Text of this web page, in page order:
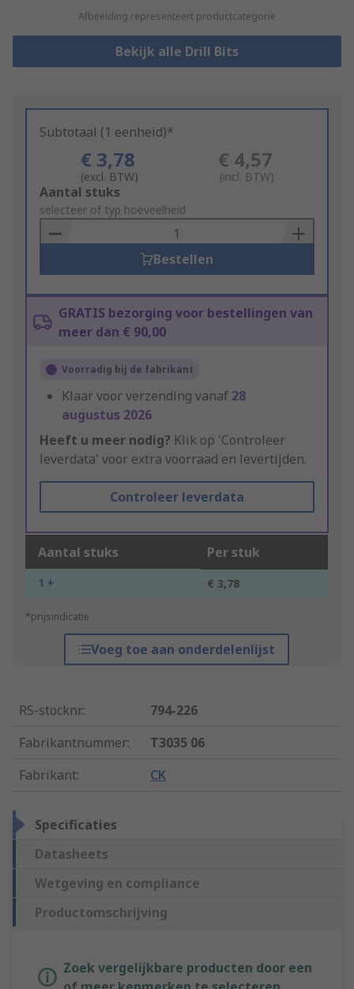
Afbeelding representeert productcategorie
Bekijk alle Drill Bits
Subtotaal (1 eenheid)*
€ 3,78
(excl. BTW)
€ 4,57
(incl. BTW)
Add
to
Basket
Aantal stuks
selecteer of typ hoeveelheid
Bestellen
GRATIS bezorging voor bestellingen van
meer dan € 90,00
Voorradig bij de fabrikant
Klaar voor verzending vanaf 28
augustus 2026
Heeft u meer nodig? Klik op 'Controleer
leverdata' voor extra voorraad en levertijden.
Controleer leverdata
Aantal stuks Per stuk
1 + € 3,78
*prijsindicatie
Voeg toe aan onderdelenlijst
RS-stocknr.:
794-226
Fabrikantnummer:
T3035 06
Fabrikant: CK
Specificaties
Datasheets
Wetgeving en compliance
Productomschrijving
Zoek vergelijkbare producten door een